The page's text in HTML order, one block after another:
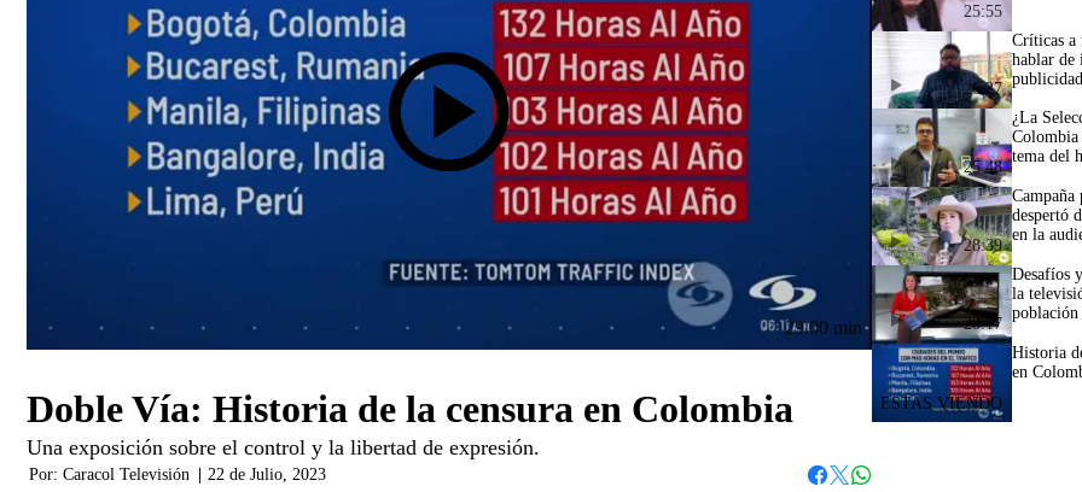
29:00 min
Doble Vía: Historia de la censura en Colombia
Una exposición sobre el control y la libertad de expresión.
Por: Caracol Televisión
22 de Julio, 2023
25:55
26:27
Críticas a
hablar de
publicidad
25:48
¿La
Colombia
tema del
28:39
Campaña
despertó
en la
28:17
Desafíos
la
población
Historia
en